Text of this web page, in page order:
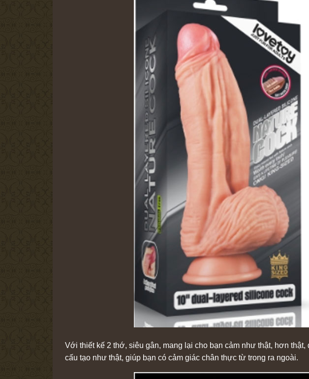
Với thiết kế 2 thớ, siêu gân, mang lại cho bạn cảm như thật, hơn
cấu tạo như thật, giúp bạn có cảm giác chân thực từ trong ra ngoài.